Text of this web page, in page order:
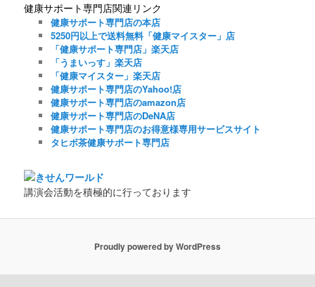
健康サポート専門店関連リンク
健康サポート専門店の本店
5250円以上で送料無料「健康マイスター」店
「健康サポート専門店」楽天店
「うまいっす」楽天店
「健康マイスター」楽天店
健康サポート専門店のYahoo!店
健康サポート専門店のamazon店
健康サポート専門店のDeNA店
健康サポート専門店のお得意様専用サービスサイト
タヒボ茶健康サポート専門店
講演会活動を積極的に行っております
Proudly powered by WordPress